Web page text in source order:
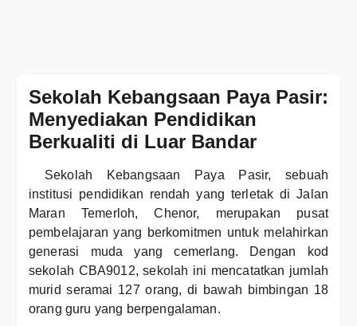
Sekolah Kebangsaan Paya Pasir:
Menyediakan Pendidikan
Berkualiti di Luar Bandar
Sekolah Kebangsaan Paya Pasir, sebuah
institusi pendidikan rendah yang terletak di Jalan
Maran Temerloh, Chenor, merupakan pusat
pembelajaran yang berkomitmen untuk melahirkan
generasi muda yang cemerlang. Dengan kod
sekolah CBA9012, sekolah ini mencatatkan jumlah
murid seramai 127 orang, di bawah bimbingan 18
orang guru yang berpengalaman.